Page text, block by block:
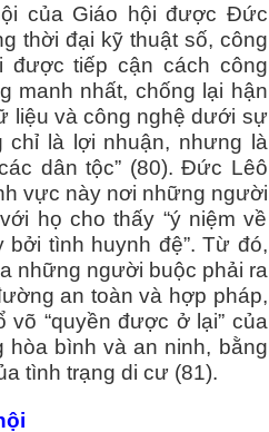
của Giáo hội được Đức
thời đại kỹ thuật số, công
được tiếp cận cách công
manh nhất, chống lại hận
liệu và công nghệ dưới sự
chỉ là lợi nhuận, nhưng là
dân tộc” (80). Đức Lêô
vực này nơi những người
họ cho thấy “ý niệm về
tình huynh đệ”. Từ đó,
những người buộc phải ra
an toàn và hợp pháp,
“quyền được ở lại” của
hòa bình và an ninh, bằng
tình trạng di cư (81).